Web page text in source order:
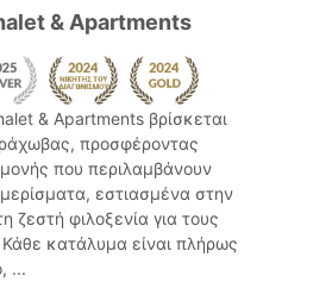
& Apartments
& Apartments βρίσκεται
προσφέροντας
που περιλαμβάνουν
εστιασμένα στην
ζεστή φιλοξενία για τους
κατάλυμα είναι πλήρως
...